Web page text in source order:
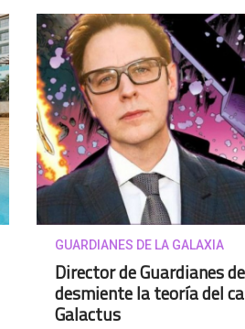
GUARDIANES DE LA GALAXIA
Director de Guardianes
desmiente la teoría del
Galactus